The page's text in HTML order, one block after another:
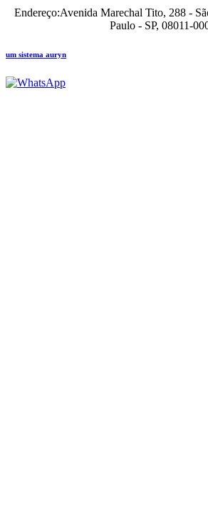
Endereço:Avenida Marechal Tito, 288 -
Paulo - SP, 08011-
um sistema auryn